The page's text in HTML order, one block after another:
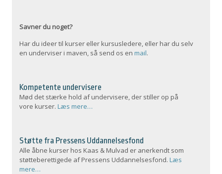
Savner du noget?
Har du ideer til kurser eller kursusledere, eller har du selv
en underviser i maven, så send os enmail.
Kompetente undervisere
Mød det stærke hold af undervisere, der stiller op på
vore kurser.Læs mere…
Støtte fra Pressens Uddannelsesfond
Alle åbne kurser hos Kaas & Mulvad er anerkendt som
støtteberettigede af Pressens Uddannelsesfond.Læs
mere…